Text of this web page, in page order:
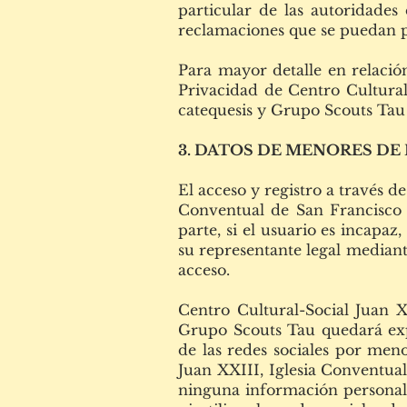
particular de las
reclamaciones que se puedan
Para mayor detalle en
Privacidad de Centro
catequesis y Grupo Scouts
3. DATOS DE MENORES
El acceso y registro a través
Conventual de San
parte, si el usuario es
su representante legal
acceso.
Centro Cultural-Social Juan
Grupo Scouts Tau quedará
de las redes sociales por
Juan XXIII, Iglesia
ninguna información